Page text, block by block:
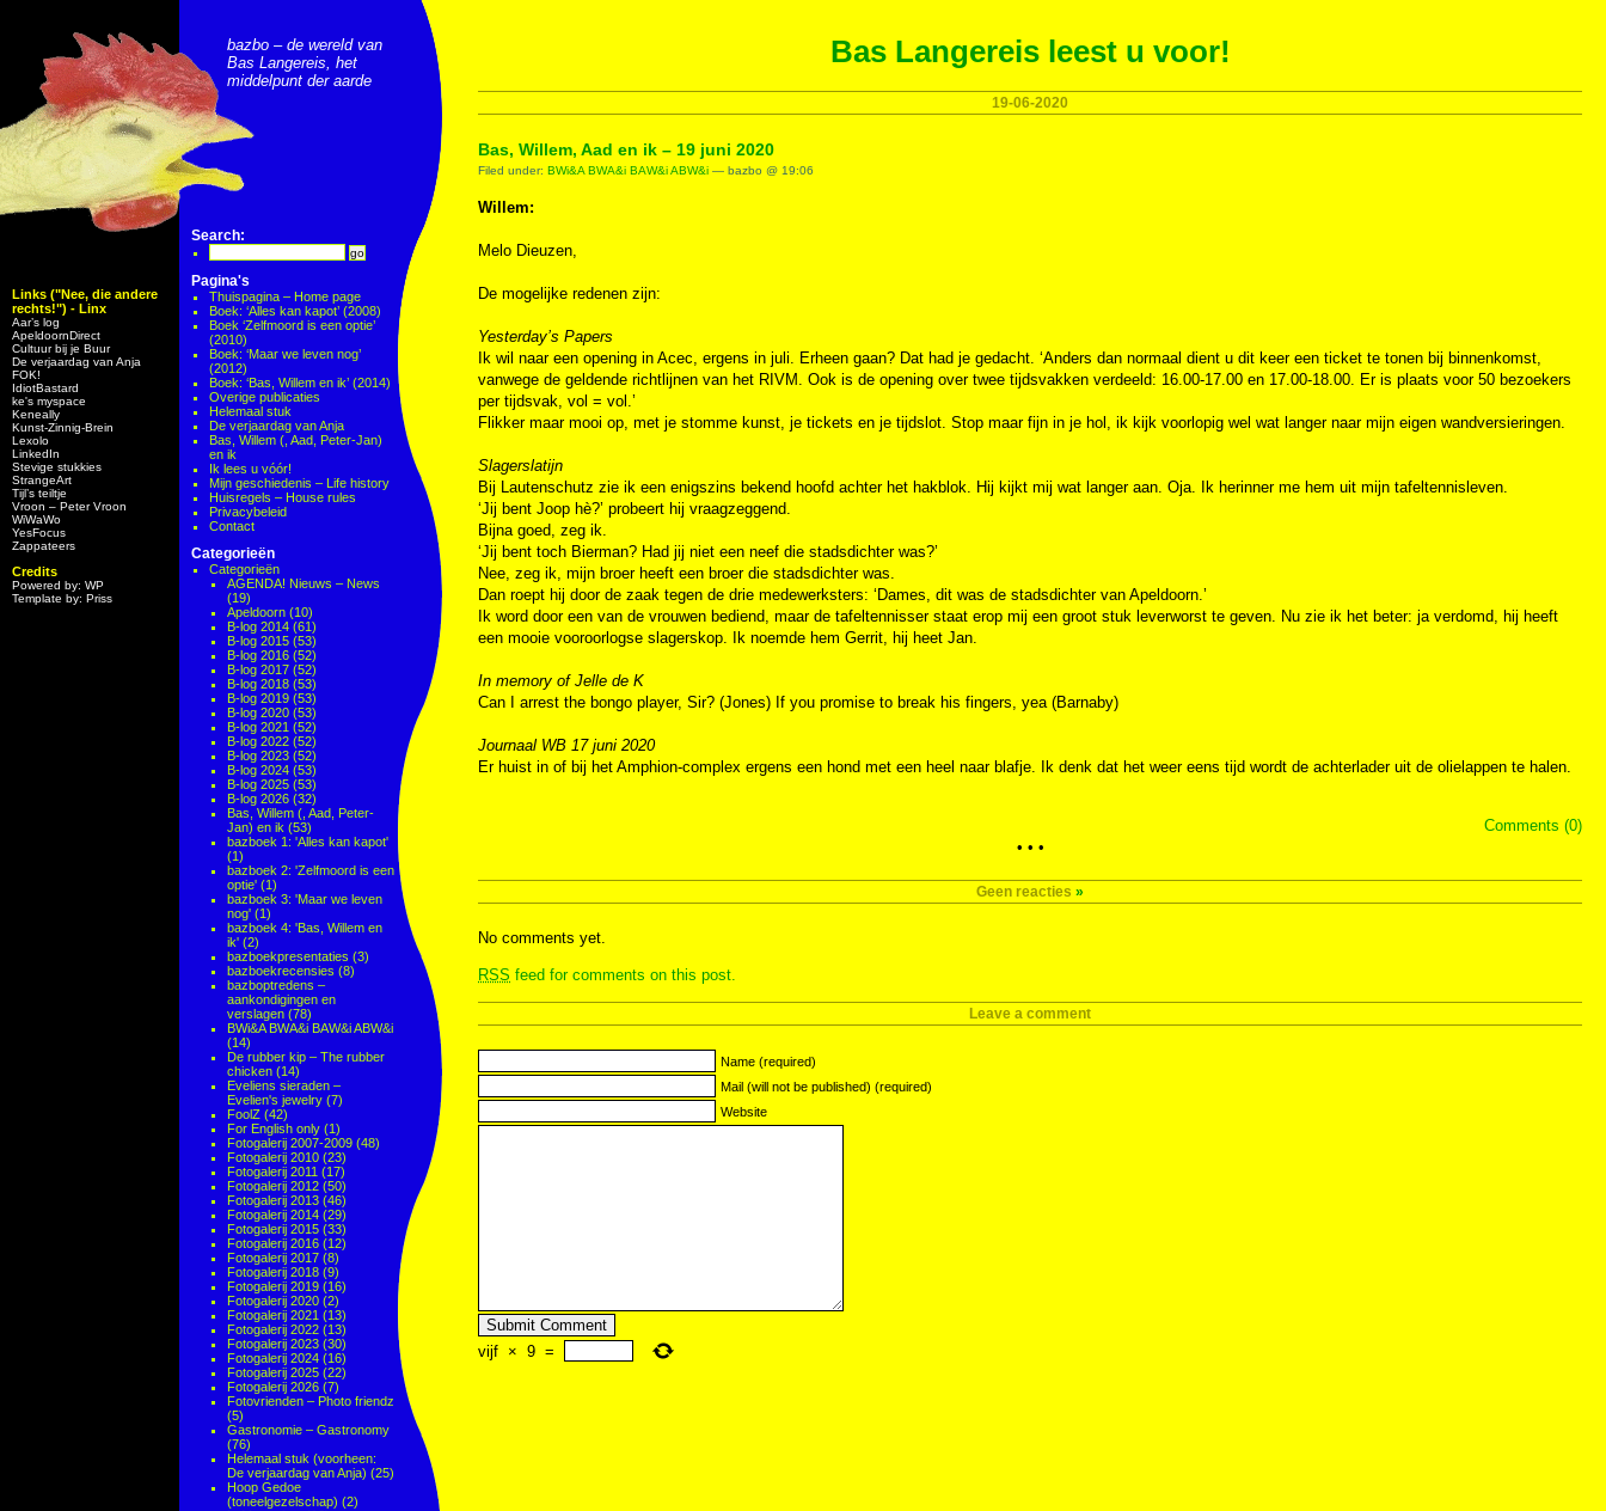
Links ("Nee, die andere
rechts!") - Linx
Aar’s log
ApeldoornDirect
Cultuur bij je Buur
De verjaardag van Anja
FOK!
IdiotBastard
ke's myspace
Keneally
Kunst-Zinnig-Brein
Lexolo
LinkedIn
Stevige stukkies
StrangeArt
Tijl’s teiltje
Vroon – Peter Vroon
WiWaWo
YesFocus
Zappateers
Credits
Powered by: WP
Template by: Priss
bazbo – de wereld van
Bas Langereis, het
middelpunt der aarde
Search:
Pagina's
Thuispagina – Home page
Boek: ‘Alles kan kapot’ (2008)
Boek ‘Zelfmoord is een optie’
(2010)
Boek: ‘Maar we leven nog’
(2012)
Boek: ‘Bas, Willem en ik’ (2014)
Overige publicaties
Helemaal stuk
De verjaardag van Anja
Bas, Willem (, Aad, Peter-Jan)
en ik
Ik lees u vóór!
Mijn geschiedenis – Life history
Huisregels – House rules
Privacybeleid
Contact
Categorieën
Categorieën
AGENDA! Nieuws – News
(19)
Apeldoorn (10)
B-log 2014 (61)
B-log 2015 (53)
B-log 2016 (52)
B-log 2017 (52)
B-log 2018 (53)
B-log 2019 (53)
B-log 2020 (53)
B-log 2021 (52)
B-log 2022 (52)
B-log 2023 (52)
B-log 2024 (53)
B-log 2025 (53)
B-log 2026 (32)
Bas, Willem (, Aad, Peter-
Jan) en ik (53)
bazboek 1: 'Alles kan kapot'
(1)
bazboek 2: 'Zelfmoord is een
optie' (1)
bazboek 3: 'Maar we leven
nog' (1)
bazboek 4: 'Bas, Willem en
ik' (2)
bazboekpresentaties (3)
bazboekrecensies (8)
bazboptredens –
aankondigingen en
verslagen (78)
BWi&A BWA&i BAW&i ABW&i
(14)
De rubber kip – The rubber
chicken (14)
Eveliens sieraden –
Evelien's jewelry (7)
FoolZ (42)
For English only (1)
Fotogalerij 2007-2009 (48)
Fotogalerij 2010 (23)
Fotogalerij 2011 (17)
Fotogalerij 2012 (50)
Fotogalerij 2013 (46)
Fotogalerij 2014 (29)
Fotogalerij 2015 (33)
Fotogalerij 2016 (12)
Fotogalerij 2017 (8)
Fotogalerij 2018 (9)
Fotogalerij 2019 (16)
Fotogalerij 2020 (2)
Fotogalerij 2021 (13)
Fotogalerij 2022 (13)
Fotogalerij 2023 (30)
Fotogalerij 2024 (16)
Fotogalerij 2025 (22)
Fotogalerij 2026 (7)
Fotovrienden – Photo friendz
(5)
Gastronomie – Gastronomy
(76)
Helemaal stuk (voorheen:
De verjaardag van Anja) (25)
Hoop Gedoe
(toneelgezelschap) (2)
Bas Langereis leest u voor!
19-06-2020
Bas, Willem, Aad en ik – 19 juni 2020
Filed under: BWi&A BWA&i BAW&i ABW&i — bazbo @ 19:06
Willem:
Melo Dieuzen,
De mogelijke redenen zijn:
Yesterday’s Papers
Ik wil naar een opening in Acec, ergens in juli. Erheen gaan? Dat had je gedacht. ‘Anders dan normaal dient u dit keer een ticket te tonen bij binnenkomst,
vanwege de geldende richtlijnen van het RIVM. Ook is de opening over twee tijdsvakken verdeeld: 16.00-17.00 en 17.00-18.00. Er is plaats voor 50 bezoekers
per tijdsvak, vol = vol.’
Flikker maar mooi op, met je stomme kunst, je tickets en je tijdslot. Stop maar fijn in je hol, ik kijk voorlopig wel wat langer naar mijn eigen wandversieringen.
Slagerslatijn
Bij Lautenschutz zie ik een enigszins bekend hoofd achter het hakblok. Hij kijkt mij wat langer aan. Oja. Ik herinner me hem uit mijn tafeltennisleven.
‘Jij bent Joop hè?’ probeert hij vraagzeggend.
Bijna goed, zeg ik.
‘Jij bent toch Bierman? Had jij niet een neef die stadsdichter was?’
Nee, zeg ik, mijn broer heeft een broer die stadsdichter was.
Dan roept hij door de zaak tegen de drie medewerksters: ‘Dames, dit was de stadsdichter van Apeldoorn.’
Ik word door een van de vrouwen bediend, maar de tafeltennisser staat erop mij een groot stuk leverworst te geven. Nu zie ik het beter: ja verdomd, hij heeft
een mooie vooroorlogse slagerskop. Ik noemde hem Gerrit, hij heet Jan.
In memory of Jelle de K
Can I arrest the bongo player, Sir? (Jones) If you promise to break his fingers, yea (Barnaby)
Journaal WB 17 juni 2020
Er huist in of bij het Amphion-complex ergens een hond met een heel naar blafje. Ik denk dat het weer eens tijd wordt de achterlader uit de olielappen te halen.
Comments (0)
• • •
Geen reacties »
No comments yet.
RSS feed for comments on this post.
Leave a comment
Name (required)
Mail (will not be published) (required)
Website
vijf × 9 =